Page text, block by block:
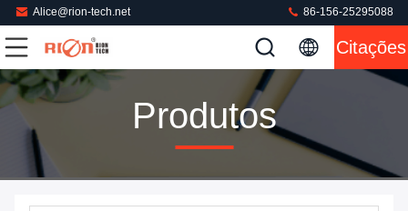
Alice@rion-tech.net 86-156-25295088
Citações
Produtos